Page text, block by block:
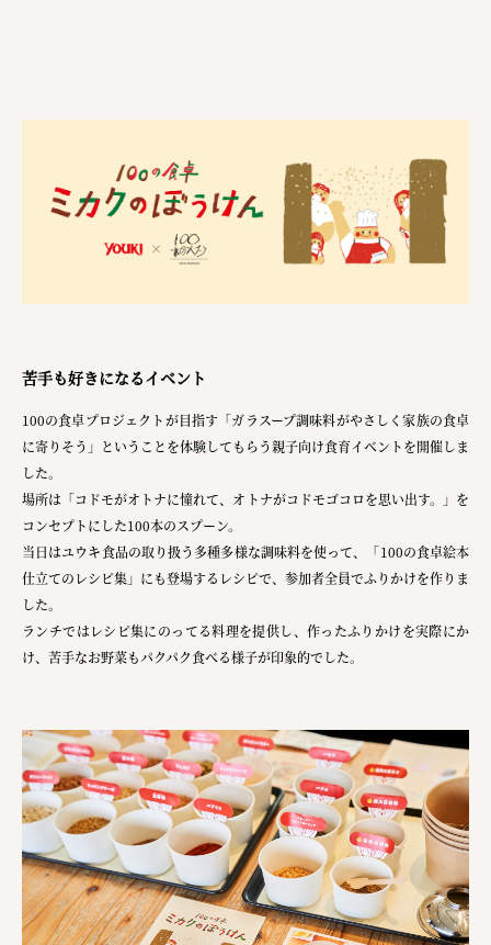
クワトロ Quattro
株式会社オレンジページ​
フジ物産株式会社
ユウキ食品株式会社, 株式会社ビーツ
大堀相馬焼陶吉郎窯
株式会社ゼロワンブースター
叶や豆冨 大椙食品
株式会社 京都産業振興センター
旭酒造株式会社
株式会社レリアン
日本出版販売株式会社
一般社団法人日本家具産業振興会、メッセフランクフ
株式会社 中華・高橋
株式会社ITC
オクズミ商事
学校法人加藤学園
横浜市
苦手も好きになるイベント
100の食卓プロジェクトが目指す「ガラスープ調味料がやさしく家族の食卓
に寄りそう」ということを体験してもらう親子向け食育イベントを開催しま
した。
場所は「コドモがオトナに憧れて、オトナがコドモゴコロを思い出す。」を
コンセプトにした100本のスプーン。
当日はユウキ食品の取り扱う多種多様な調味料を使って、「100の食卓絵本
仕立てのレシピ集」にも登場するレシピで、参加者全員でふりかけを作りま
した。
ランチではレシピ集にのってる料理を提供し、作ったふりかけを実際にか
け、苦手なお野菜もパクパク食べる様子が印象的でした。